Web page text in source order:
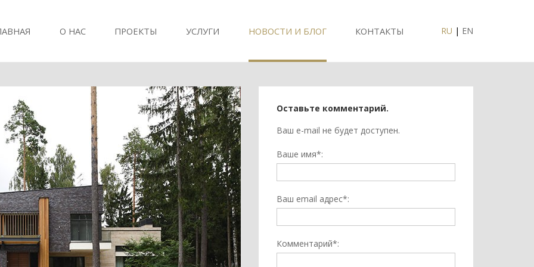
О НАС ПРОЕКТЫ УСЛУГИ НОВОСТИ И БЛОГ КОНТАКТЫ RU | EN
Оставьте комментарий.
Ваш e-mail не будет доступен.
Ваше имя*:
Ваш email адрес*:
Комментарий*: